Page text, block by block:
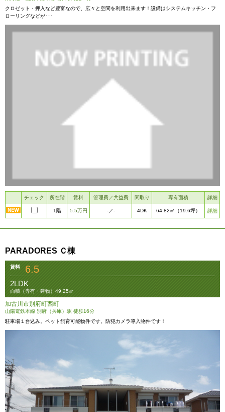
クロゼット・押入など豊富なので、広々と空間を利用出来ます！設備はシステムキッチン・フ
ローリングなどが･･･
チェック 所在階 賃料 管理費／共益費 間取り 専有面積 詳細
1階 5.5万円 -／- 4DK 64.82㎡ （19.6坪） 詳細
PARADORES Ｃ棟
賃料 6.5
2LDK
面積（専有・建物）49.25㎡
加古川市別府町西町
山陽電鉄本線 別府（兵庫）駅 徒歩16分
駐車場１台込み。ペット飼育可能物件です。防犯カメラ導入物件です！